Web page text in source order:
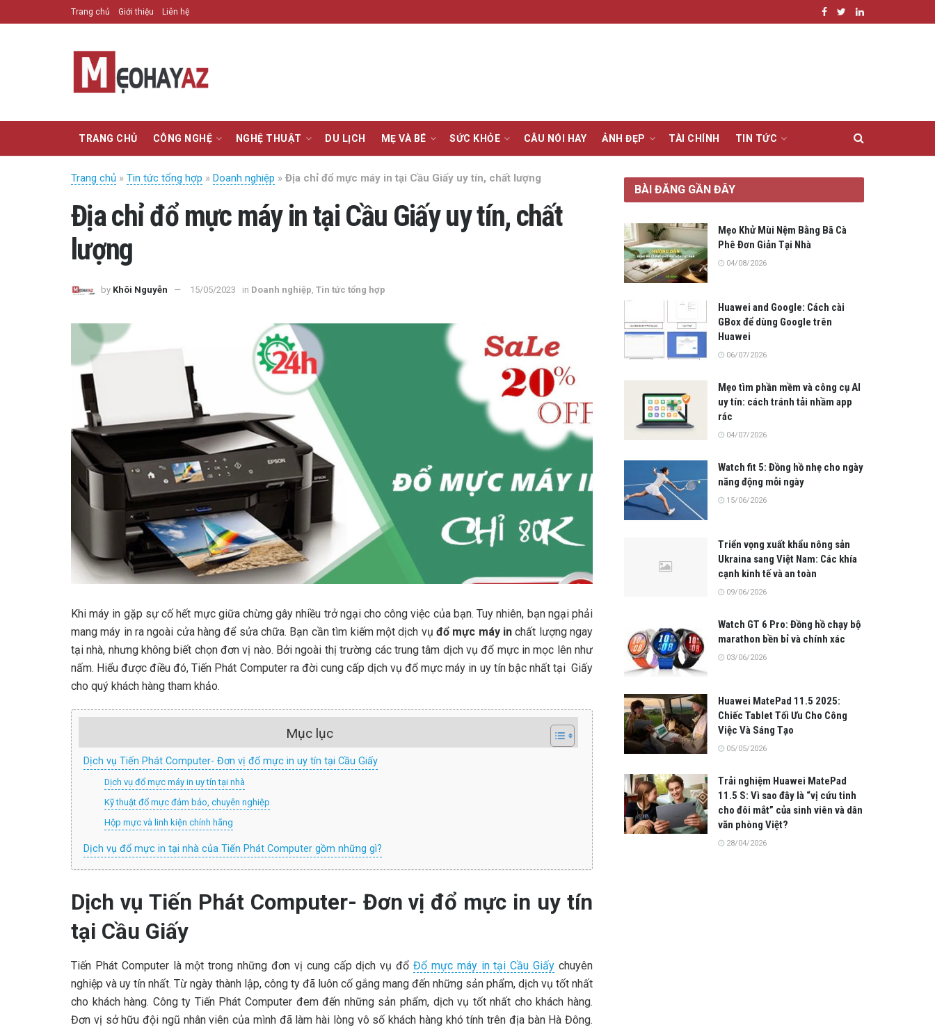
Trang chủ Giới thiệu Liên hệ
TRANG CHỦ CÔNG NGHỆ NGHỆ THUẬT DU LỊCH MẸ VÀ BÉ SỨC KHỎE CÂU NÓI HAY ẢNH ĐẸP TÀI CHÍNH TIN TỨC
Trang chủ » Tin tức tổng hợp » Doanh nghiệp » Địa chỉ đổ mực máy in tại Cầu Giấy uy tín, chất lượng
Địa chỉ đổ mực máy in tại Cầu Giấy uy tín, chất
lượng
by Khôi Nguyễn 15/05/2023 in Doanh nghiệp Tin tức tổng hợp
Khi máy in gặp sự cố hết mực giữa chừng gây nhiều trở ngại cho công việc của bạn. Tuy nhiên, bạn ngại phải
mang máy in ra ngoài cửa hàng để sửa chữa. Bạn cần tìm kiếm một dịch vụ đổ mực máy inchất lượng ngay
tại nhà, nhưng không biết chọn đơn vị nào. Bởi ngoài thị trường các trung tâm dịch vụ đổ mực in mọc lên như
nấm. Hiểu được điều đó, Tiến Phát Computer ra đời cung cấp dịch vụ đổ mực máy in uy tín bậc nhất tại Giấy
cho quý khách hàng tham khảo.
Mục lục
Dịch vụ Tiến Phát Computer- Đơn vị đổ mực in uy tín tại Cầu Giấy
Dịch vụ đổ mực máy in uy tín tại nhà
Kỹ thuật đổ mực đảm bảo, chuyên nghiệp
Hộp mực và linh kiện chính hãng
Dịch vụ đổ mực in tại nhà của Tiến Phát Computer gồm những gì?
Dịch vụ Tiến Phát Computer- Đơn vị đổ mực in uy tín
tại Cầu Giấy
Tiến Phát Computer là một trong những đơn vị cung cấp dịch vụ đổ Đổ mực máy in tại Cầu Giấy chuyên
nghiệp và uy tín nhất. Từ ngày thành lập, công ty đã luôn cố gắng mang đến những sản phẩm, dịch vụ tốt nhất
cho khách hàng. Công ty Tiến Phát Computer đem đến những sản phẩm, dịch vụ tốt nhất cho khách hàng.
Đơn vị sở hữu đội ngũ nhân viên của mình đã làm hài lòng vô số khách hàng khó tính trên địa bàn Hà Đông.
BÀI ĐĂNG GẦN ĐÂY
Mẹo Khử Mùi Nệm Bằng Bã Cà
Phê Đơn Giản Tại Nhà
04/08/2026
Huawei and Google: Cách cài
GBox để dùng Google trên
Huawei
06/07/2026
Mẹo tìm phần mềm và công cụ AI
uy tín: cách tránh tải nhầm app
rác
04/07/2026
Watch fit 5: Đồng hồ nhẹ cho ngày
năng động mỗi ngày
15/06/2026
Triển vọng xuất khẩu nông sản
Ukraina sang Việt Nam: Các khía
cạnh kinh tế và an toàn
09/06/2026
Watch GT 6 Pro: Đồng hồ chạy bộ
marathon bền bỉ và chính xác
03/06/2026
Huawei MatePad 11.5 2025:
Chiếc Tablet Tối Ưu Cho Công
Việc Và Sáng Tạo
05/05/2026
Trải nghiệm Huawei MatePad
11.5 S: Vì sao đây là “vị cứu tinh
cho đôi mắt” của sinh viên và dân
văn phòng Việt?
28/04/2026